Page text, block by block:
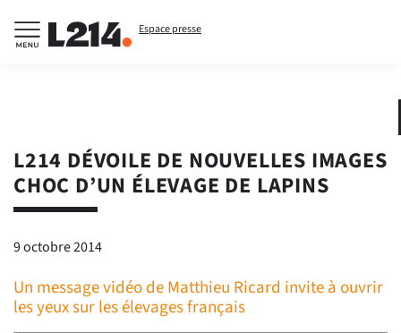
Espace presse
L214 DÉVOILE DE NOUVELLES IMAGES
CHOC D’UN ÉLEVAGE DE LAPINS
9 octobre 2014
Un message vidéo de Matthieu Ricard invite à ouvrir
les yeux sur les élevages français